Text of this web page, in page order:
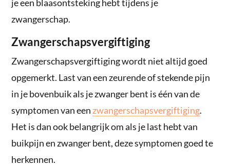
je een blaasontsteking hebt tijdens je
zwangerschap.
Zwangerschapsvergiftiging
Zwangerschapsvergiftiging wordt niet altijd goed
opgemerkt. Last van een zeurende of stekende pijn
in je bovenbuik als je zwanger bent is één van de
symptomen van een zwangerschapsvergiftiging.
Het is dan ook belangrijk om als je last hebt van
buikpijn en zwanger bent, deze symptomen goed te
herkennen.